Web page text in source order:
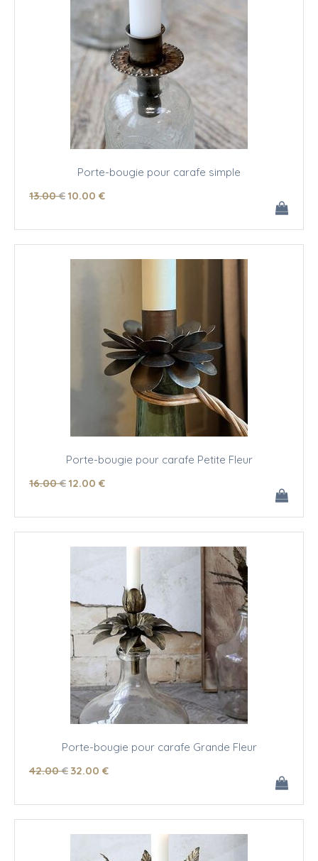
Porte-bougie pour carafe simple
13.00 €10.00 €
Porte-bougie pour carafe Petite Fleur
16.00 €12.00 €
Porte-bougie pour carafe Grande Fleur
42.00 € 32.00 €